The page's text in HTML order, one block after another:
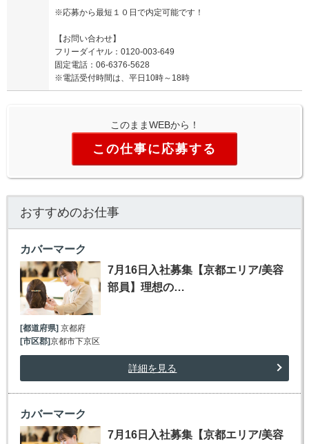
※応募から最短１０日で内定可能です！
【お問い合わせ】
フリーダイヤル：0120-003-649
固定電話：06-6376-5628
※電話受付時間は、平日10時～18時
このままWEBから！
この仕事に応募する
おすすめのお仕事
カバーマーク
7月16日入社募集【京都エリア/美容
部員】理想の…
[都道府県]京都府
[市区郡]京都市下京区
詳細を見る
カバーマーク
7月16日入社募集【京都エリア/美容